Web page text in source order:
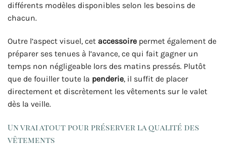
différents modèles disponibles selon les besoins de
chacun.
Outre l’aspect visuel, cet accessoire permet également de
préparer ses tenues à l’avance, ce qui fait gagner un
temps non négligeable lors des matins pressés. Plutôt
que de fouiller toute la penderie, il suffit de placer
directement et discrètement les vêtements sur le valet
dès la veille.
Un vrai atout pour préserver la qualité des
vêtements